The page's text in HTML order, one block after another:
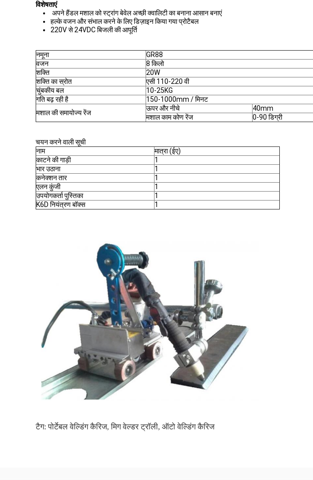
विशेषताएं
अपने हैंडल मशाल को स्ट्रांग बेवेल अच्छी क्वालिटी का बनाना आसान बनाएं
हल्के वजन और संभाल करने के लिए डिज़ाइन किया गया प्रोटैबल
220V से 24VDC बिजली की आपूर्ति
नमूना
GR88
वजन
8 किलो
शक्ति
20W
शक्ति का स्रोत
एसी 110-220 वी
चुंबकीय बल
10-25KG
गति बढ़ रही है
150-1000mm / मिनट
मशाल की समायोज्य रेंज
ऊपर और नीचे
40mm
मशाल काम कोण रेंज
0-90 डिग्री
चयन करने वाली सूची
नाम
मात्रा (ईए)
काटने की गाड़ी
1
भार उठाना
1
कनेक्शन तार
1
एलन कुंजी
1
उपयोगकर्ता पुस्तिका
1
K6D नियंत्रण बॉक्स
1
टैग:पोर्टेबल वेल्डिंग कैरिज, मिग वेल्डर ट्रॉली, ऑटो वेल्डिंग कैरिज